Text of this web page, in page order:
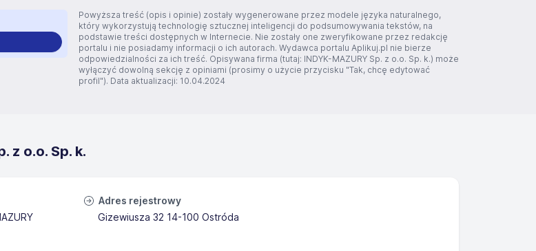
Powyższa treść (opis i opinie) zostały wygenerowane przez modele języka naturalnego,
który wykorzystują technologię sztucznej inteligencji do podsumowywania tekstów, na
podstawie treści dostępnych w Internecie. Nie zostały one zweryfikowane przez redakcję
portalu i nie posiadamy informacji o ich autorach. Wydawca portalu Aplikuj.pl nie bierze
odpowiedzialności za ich treść. Opisywana firma (tutaj: INDYK-MAZURY Sp. z o.o. Sp. k.) może
wyłączyć dowolną sekcję z opiniami (prosimy o użycie przycisku "Tak, chcę edytować
profil"). Data aktualizacji: 10.04.2024
z o.o. Sp. k.
Adres rejestrowy
Gizewiusza 32 14-100 Ostróda